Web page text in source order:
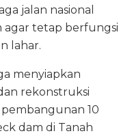
jalan nasional
agar tetap berfungsi
lahar.
menyiapkan
rekonstruksi
10
dam di Tanah